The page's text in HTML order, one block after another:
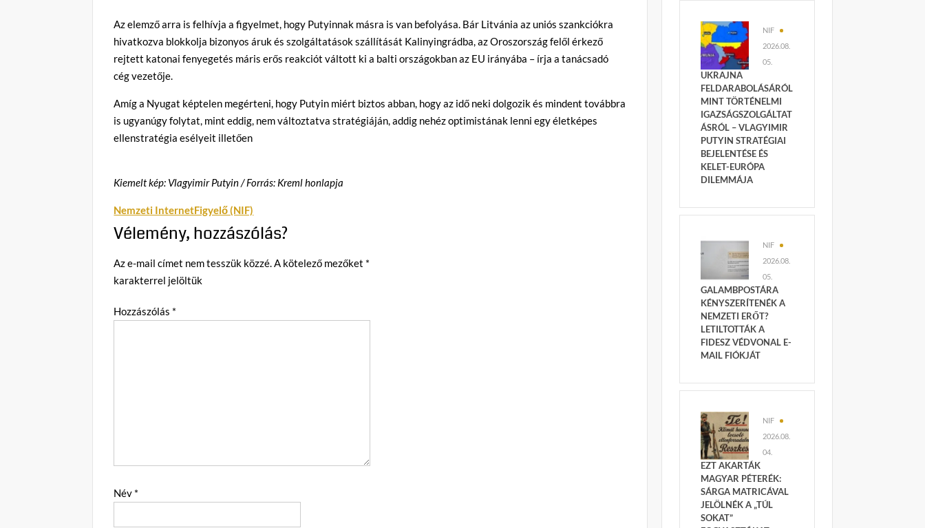
Az elemző arra is felhívja a figyelmet, hogy Putyinnak másra is van befolyása. Bár Litvánia az uniós szankciókra
hivatkozva blokkolja bizonyos áruk és szolgáltatások szállítását Kalinyingrádba, az Oroszország felől érkező
rejtett katonai fenyegetés máris erős reakciót váltott ki a balti országokban az EU irányába – írja a tanácsadó
cég vezetője.
Amíg a Nyugat képtelen megérteni, hogy Putyin miért biztos abban, hogy az idő neki dolgozik és mindent továbbra
is ugyanúgy folytat, mint eddig, nem változtatva stratégiáján, addig nehéz optimistának lenni egy életképes
ellenstratégia esélyeit illetően
Kiemelt kép: Vlagyimir Putyin / Forrás: Kreml honlapja
Nemzeti InternetFigyelő (NIF)
Vélemény, hozzászólás?
Az e-mail címet nem tesszük közzé.A kötelező mezőket *
karakterrel jelöltük
Hozzászólás *
Név *
NIF
2026.08.
05.
UKRAJNA
FELDARABOLÁSÁRÓL
MINT TÖRTÉNELMI
IGAZSÁGSZOLGÁLTAT
ÁSRÓL – VLAGYIMIR
PUTYIN STRATÉGIAI
BEJELENTÉSE ÉS
KELET-EURÓPA
DILEMMÁJA
NIF
2026.08.
05.
GALAMBPOSTÁRA
KÉNYSZERÍTENÉK A
NEMZETI ERŐT?
LETILTOTTÁK A
FIDESZ VÉDVONAL E-
MAIL FIÓKJÁT
NIF
2026.08.
04.
EZT AKARTÁK
MAGYAR PÉTERÉK:
SÁRGA MATRICÁVAL
JELÖLNÉK A „TÚL
SOKAT”